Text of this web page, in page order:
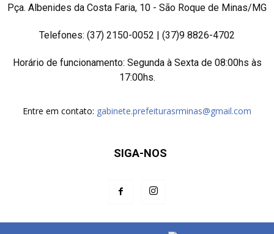
Pça. Albenides da Costa Faria, 10 - São Roque de Minas/MG
Telefones: (37) 2150-0052 | (37)9 8826-4702
Horário de funcionamento: Segunda à Sexta de 08:00hs às
17:00hs.
Entre em contato: gabinete.prefeiturasrminas@gmail.com
SIGA-NOS